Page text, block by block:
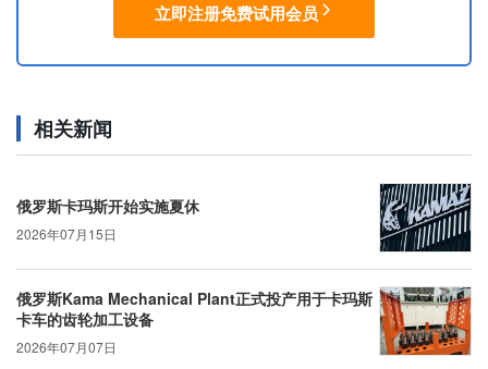
立即注册免费试用会员
相关新闻
俄罗斯卡玛斯开始实施夏休
2026年07月15日
俄罗斯Kama Mechanical Plant正式投产用于卡玛斯
卡车的齿轮加工设备
2026年07月07日